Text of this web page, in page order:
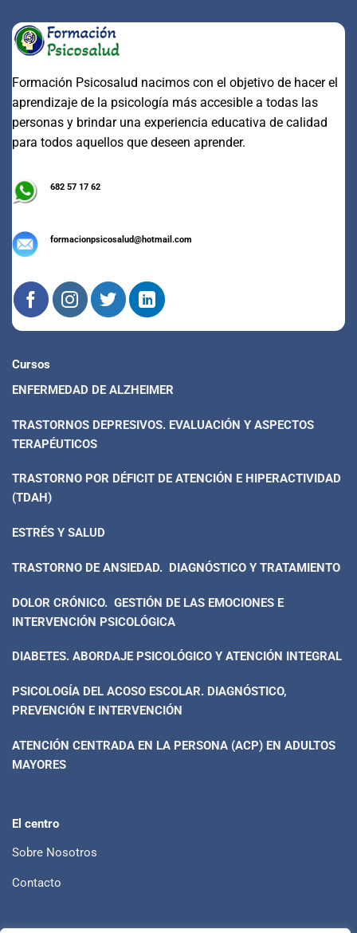
Formación Psicosalud nacimos con el objetivo de hacer el
aprendizaje de la psicología más accesible a todas las
personas y brindar una experiencia educativa de calidad
para todos aquellos que deseen aprender.
682 57 17 62
formacionpsicosalud@hotmail.com
Cursos
ENFERMEDAD DE ALZHEIMER
TRASTORNOS DEPRESIVOS. EVALUACIÓN Y ASPECTOS
TERAPÉUTICOS
TRASTORNO POR DÉFICIT DE ATENCIÓN E HIPERACTIVIDAD
(TDAH)
ESTRÉS Y SALUD
TRASTORNO DE ANSIEDAD. DIAGNÓSTICO Y TRATAMIENTO
DOLOR CRÓNICO. GESTIÓN DE LAS EMOCIONES E
INTERVENCIÓN PSICOLÓGICA
DIABETES. ABORDAJE PSICOLÓGICO Y ATENCIÓN INTEGRAL
PSICOLOGÍA DEL ACOSO ESCOLAR. DIAGNÓSTICO,
PREVENCIÓN E INTERVENCIÓN
ATENCIÓN CENTRADA EN LA PERSONA (ACP) EN ADULTOS
MAYORES
El centro
Sobre Nosotros
Contacto